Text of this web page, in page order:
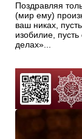
Поздравляя
(мир ему)
ваш никах,
изобилие,
делах»...